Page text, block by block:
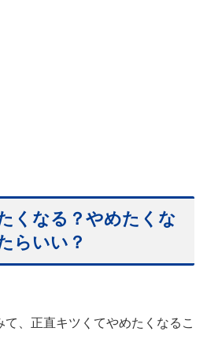
くなる？やめたくな
らいい？
て、正直キツくてやめたくなるこ